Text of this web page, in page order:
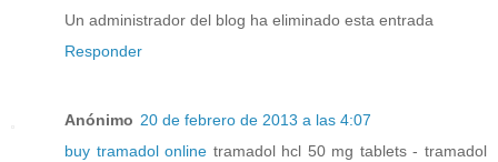
Un administrador del blog ha eliminado esta entrada
Responder
Anónimo 20 de febrero de 2013 a las 4:07
buy tramadol online tramadol hcl 50 mg tablets - tramadol